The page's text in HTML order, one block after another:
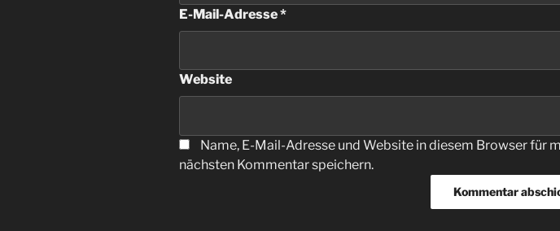
E-Mail-Adresse*
Website
Name, E-Mail-Adresse und Website in diesem Browser für
nächsten Kommentar speichern.